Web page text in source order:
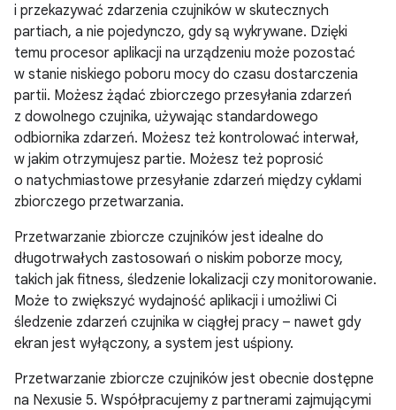
i przekazywać zdarzenia czujników w skutecznych
partiach, a nie pojedynczo, gdy są wykrywane. Dzięki
temu procesor aplikacji na urządzeniu może pozostać
w stanie niskiego poboru mocy do czasu dostarczenia
partii. Możesz żądać zbiorczego przesyłania zdarzeń
z dowolnego czujnika, używając standardowego
odbiornika zdarzeń. Możesz też kontrolować interwał,
w jakim otrzymujesz partie. Możesz też poprosić
o natychmiastowe przesyłanie zdarzeń między cyklami
zbiorczego przetwarzania.
Przetwarzanie zbiorcze czujników jest idealne do
długotrwałych zastosowań o niskim poborze mocy,
takich jak fitness, śledzenie lokalizacji czy monitorowanie.
Może to zwiększyć wydajność aplikacji i umożliwi Ci
śledzenie zdarzeń czujnika w ciągłej pracy – nawet gdy
ekran jest wyłączony, a system jest uśpiony.
Przetwarzanie zbiorcze czujników jest obecnie dostępne
na Nexusie 5. Współpracujemy z partnerami zajmującymi